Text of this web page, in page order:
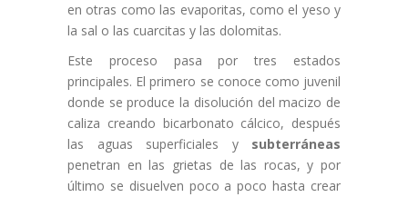
en otras como las evaporitas, como el yeso y
la sal o las cuarcitas y las dolomitas.
Este proceso pasa por tres estados
principales. El primero se conoce como juvenil
donde se produce la disolución del macizo de
caliza creando bicarbonato cálcico, después
las aguas superficiales y subterráneas
penetran en las grietas de las rocas, y por
último se disuelven poco a poco hasta crear